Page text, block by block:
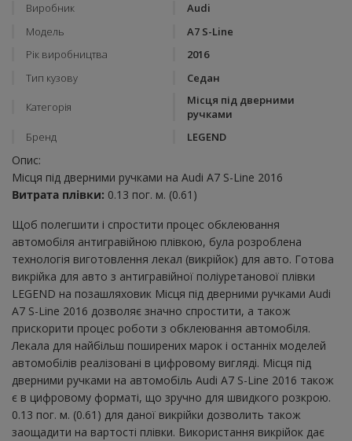
Виробник
Audi
Модель
A7 S-Line
Рік виробництва
2016
Тип кузову
Седан
Категорія
Місця під дверними
ручками
Бренд
LEGEND
Опис:
Місця під дверними ручками на Audi A7 S-Line 2016
Витрата плівки: 0.13 пог. м. (0.61)
Щоб полегшити і спростити процес обклеювання
автомобіля антигравійною плівкою, була розроблена
технологія виготовлення лекал (викрійок) для авто. Готова
викрійка для авто з антигравійної поліуретанової плівки
LEGEND на позашляховик Місця під дверними ручками Audi
A7 S-Line 2016 дозволяє значно спростити, а також
прискорити процес роботи з обклеювання автомобіля.
Лекала для найбільш поширених марок і останніх моделей
автомобілів реалізовані в цифровому вигляді. Місця під
дверними ручками на автомобіль Audi A7 S-Line 2016 також
є в цифровому форматі, що зручно для швидкого розкрою.
0.13 пог. м. (0.61) для даної викрійки дозволить також
заощадити на вартості плівки. Використання викрійок дає